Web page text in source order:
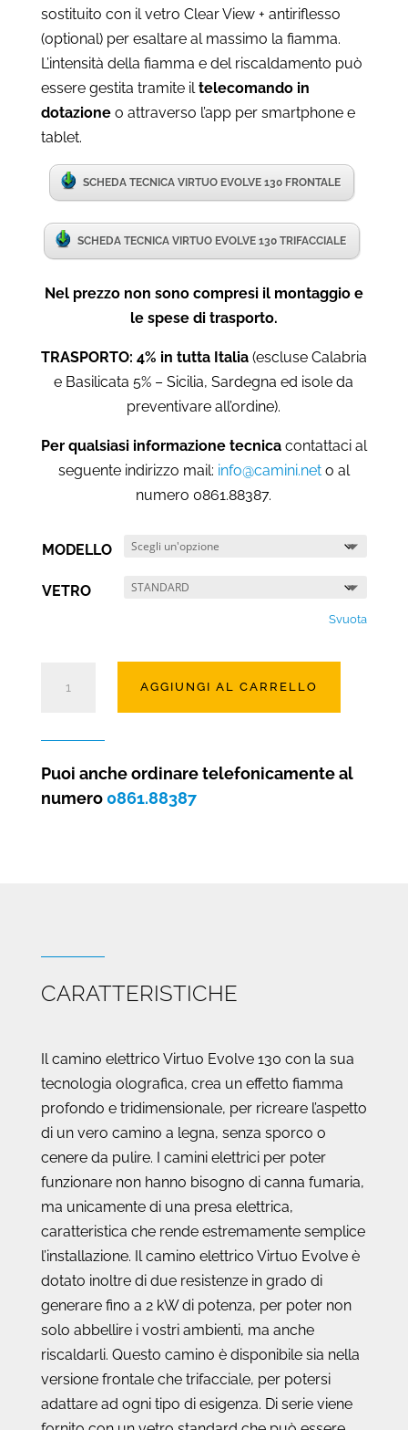
sostituito con il vetro Clear View + antiriflesso
(optional) per esaltare al massimo la fiamma.
L’intensità della fiamma e del riscaldamento può
essere gestita tramite iltelecomando in
dotazioneo attraverso l’app per smartphone e
tablet.
SCHEDA TECNICA VIRTUO EVOLVE 130 FRONTALE
SCHEDA TECNICA VIRTUO EVOLVE 130 TRIFACCIALE
Nel prezzo non sono compresi il montaggio e
le spese di trasporto.
TRASPORTO: 4% in tutta Italia (escluse Calabria
e Basilicata 5% – Sicilia, Sardegna ed isole da
preventivare all’ordine).
Per qualsiasi informazione tecnicacontattaci al
seguente indirizzo mail: info@camini.neto al
numero 0861.88387.
MODELLO
VETRO
Svuota
EVOLVE
130
AGGIUNGI AL CARRELLO
Puoi anche ordinare telefonicamente al
numero 0861.88387
CARATTERISTICHE
Il camino elettrico Virtuo Evolve 130 con la sua
tecnologia olografica, crea un effetto fiamma
profondo e tridimensionale, per ricreare l’aspetto
di un vero camino a legna, senza sporco o
cenere da pulire. I camini elettrici per poter
funzionare non hanno bisogno di canna fumaria,
ma unicamente di una presa elettrica,
caratteristica che rende estremamente semplice
l’installazione. Il camino elettrico Virtuo Evolve è
dotato inoltre di due resistenze in grado di
generare fino a 2 kW di potenza, per poter non
solo abbellire i vostri ambienti, ma anche
riscaldarli. Questo camino è disponibile sia nella
versione frontale che trifacciale, per potersi
adattare ad ogni tipo di esigenza. Di serie viene